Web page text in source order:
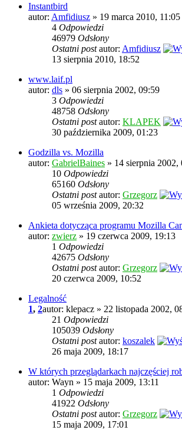
Instantbird
autor: Amfidiusz » 19 marca 2010, 11:05
4 Odpowiedzi
46979 Odsłony
Ostatni postautor: Amfidiusz
13 sierpnia 2010, 18:52
www.laif.pl
autor: dls » 06 sierpnia 2002, 09:59
3 Odpowiedzi
48758 Odsłony
Ostatni postautor: KLAPEK
30 października 2009, 01:23
Godzilla vs. Mozilla
autor: GabrielBaines » 14 sierpnia 2002,
10 Odpowiedzi
65160 Odsłony
Ostatni postautor: Grzegorz
05 września 2009, 20:32
Ankieta dotycząca programu Mozilla
autor: zwierz » 19 czerwca 2009, 19:13
1 Odpowiedzi
42675 Odsłony
Ostatni postautor: Grzegorz
20 czerwca 2009, 10:52
Legalność
1, 2autor: klepacz » 22 listopada 2002,
21 Odpowiedzi
105039 Odsłony
Ostatni postautor: koszalek
26 maja 2009, 18:17
W których przeglądarkach najczęściej
autor: Wayn » 15 maja 2009, 13:11
1 Odpowiedzi
41922 Odsłony
Ostatni postautor: Grzegorz
15 maja 2009, 17:01